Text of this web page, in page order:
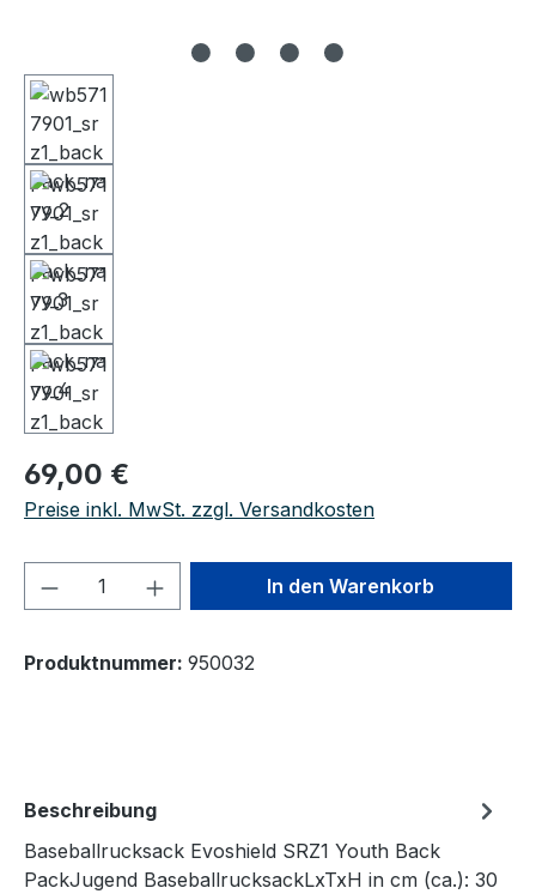
Regulärer Preis:
69,00 €
Preise inkl. MwSt. zzgl. Versandkosten
Produkt Anzahl: Gib denIn den Warenkorb
Produktnummer: 950032
Beschreibung
Baseballrucksack Evoshield SRZ1 Youth Back
PackJugend BaseballrucksackLxTxH in cm (ca.): 30